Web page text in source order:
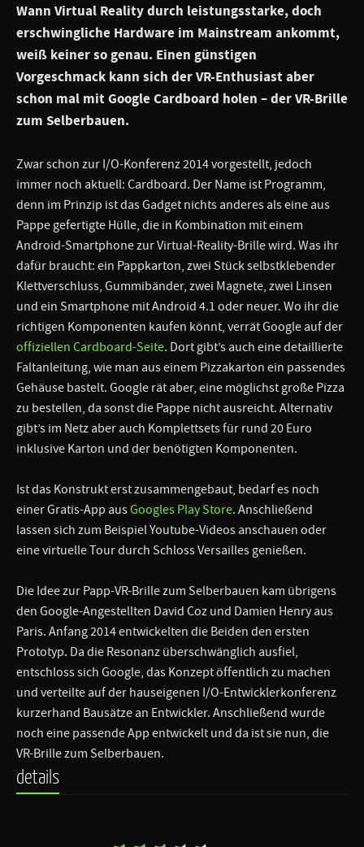
Wann Virtual Reality durch leistungsstarke, doch
erschwingliche Hardware im Mainstream ankommt,
weiß keiner so genau. Einen günstigen
Vorgeschmack kann sich der VR-Enthusiast aber
schon mal mit Google Cardboard holen – der VR-Brille
zum Selberbauen.
Zwar schon zur I/O-Konferenz 2014 vorgestellt, jedoch
immer noch aktuell: Cardboard. Der Name ist Programm,
denn im Prinzip ist das Gadget nichts anderes als eine aus
Pappe gefertigte Hülle, die in Kombination mit einem
Android-Smartphone zur Virtual-Reality-Brille wird. Was ihr
dafür braucht: ein Pappkarton, zwei Stück selbstklebender
Klettverschluss, Gummibänder, zwei Magnete, zwei Linsen
und ein Smartphone mit Android 4.1 oder neuer. Wo ihr die
richtigen Komponenten kaufen könnt, verrät Google auf der
offiziellen Cardboard-Seite. Dort gibt’s auch eine detaillierte
Faltanleitung, wie man aus einem Pizzakarton ein passendes
Gehäuse bastelt. Google rät aber, eine möglichst große Pizza
zu bestellen, da sonst die Pappe nicht ausreicht. Alternativ
gibt’s im Netz aber auch Komplettsets für rund 20 Euro
inklusive Karton und der benötigten Komponenten.
Ist das Konstrukt erst zusammengebaut, bedarf es noch
einer Gratis-App ausGoogles Play Store. Anschließend
lassen sich zum Beispiel Youtube-Videos anschauen oder
eine virtuelle Tour durch Schloss Versailles genießen.
Die Idee zur Papp-VR-Brille zum Selberbauen kam übrigens
den Google-Angestellten David Coz und Damien Henry aus
Paris. Anfang 2014 entwickelten die Beiden den ersten
Prototyp. Da die Resonanz überschwänglich ausfiel,
entschloss sich Google, das Konzept öffentlich zu machen
und verteilte auf der hauseigenen I/O-Entwicklerkonferenz
kurzerhand Bausätze an Entwickler. Anschließend wurde
noch eine passende App entwickelt und da ist sie nun, die
VR-Brille zum Selberbauen.
details